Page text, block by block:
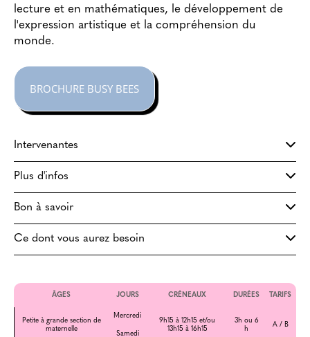
lecture et en mathématiques, le développement de
l'expression artistique et la compréhension du
monde.
BROCHURE BUSY BEES
Intervenantes
Plus d'infos
Bon à savoir
Ce dont vous aurez besoin
ÂGES JOURS CRÉNEAUX DURÉES TARIFS
Petite à grande section de
maternelle
Mercredi
9h15 à 12h15 et/ou
13h15 à 16h15
3h ou 6
h
A / B
Samedi